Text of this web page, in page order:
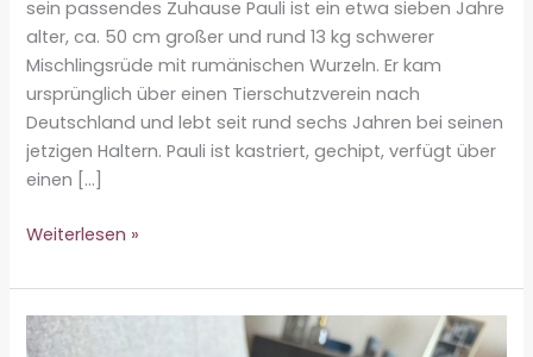
sein passendes Zuhause Pauli ist ein etwa sieben Jahre
alter, ca. 50 cm großer und rund 13 kg schwerer
Mischlingsrüde mit rumänischen Wurzeln. Er kam
ursprünglich über einen Tierschutzverein nach
Deutschland und lebt seit rund sechs Jahren bei seinen
jetzigen Haltern. Pauli ist kastriert, gechipt, verfügt über
einen […]
Vermittlungshilfe
Pauli
♂
Weiterlesen »